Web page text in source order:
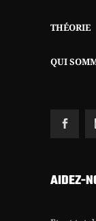
THÉORIE
QUI
AIDEZ-